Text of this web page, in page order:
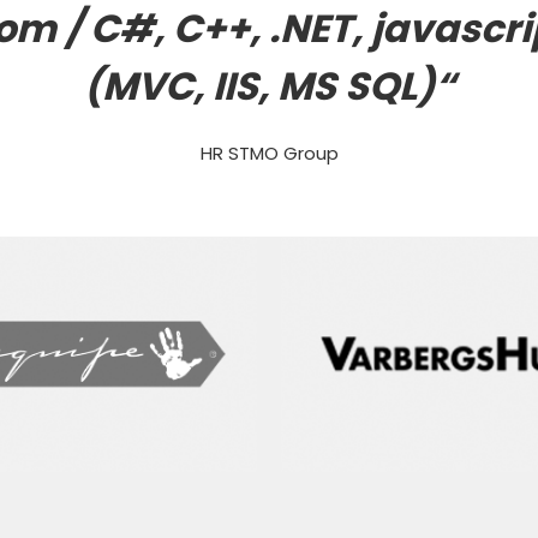
/ C#, C++, .NET,
(MVC, IIS, MS SQL)“
HR STMO Group